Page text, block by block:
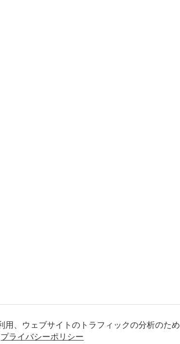
、ウェブサイトのトラフィックの分析のため
プライバシーポリシー